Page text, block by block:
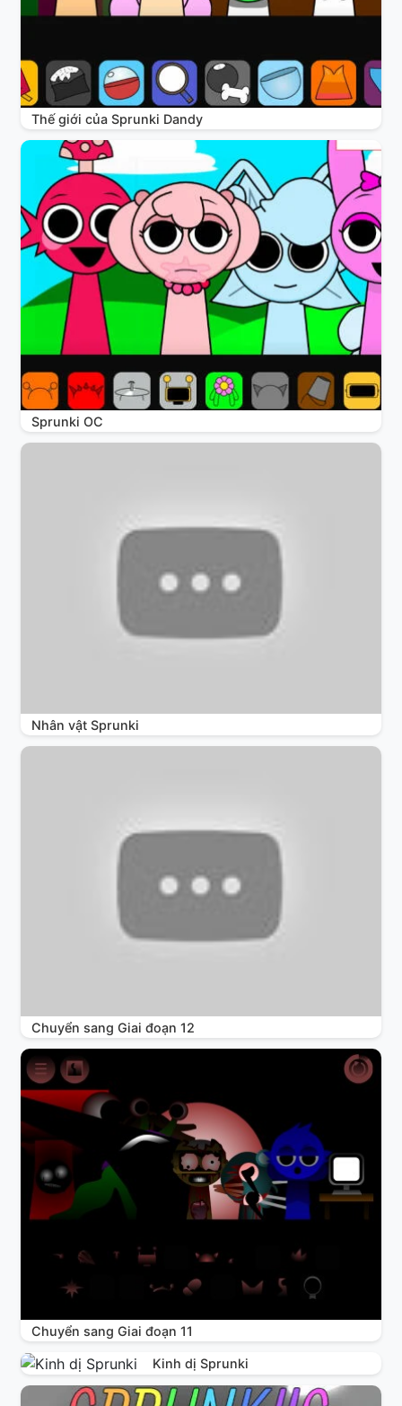
Thế giới của Sprunki Dandy
Sprunki OC
Nhân vật Sprunki
Chuyển sang Giai đoạn 12
Chuyển sang Giai đoạn 11
Kinh dị Sprunki